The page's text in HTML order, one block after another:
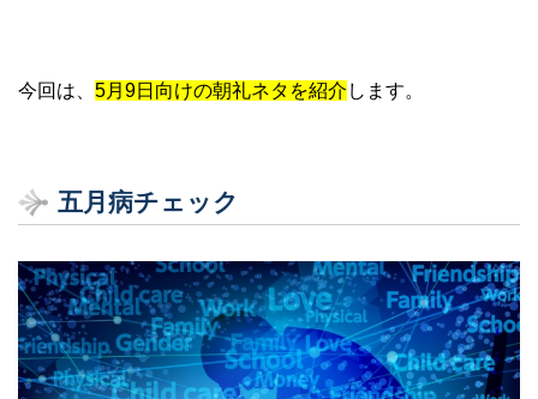
今回は、 5月9日向けの朝礼ネタを紹介 します。
五月病チェック